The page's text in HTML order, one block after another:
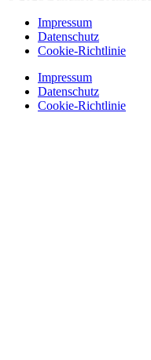
Impressum
Datenschutz
Cookie-Richtlinie
Impressum
Datenschutz
Cookie-Richtlinie